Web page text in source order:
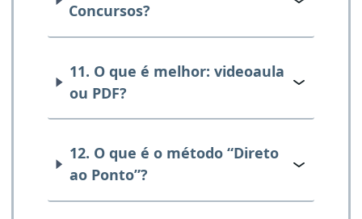
Concursos?
11. O que é melhor: videoaula
ou PDF?
12. O que é o método “Direto
ao Ponto”?